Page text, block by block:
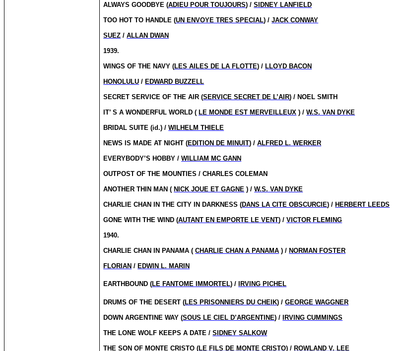
ALWAYS GOODBYE (ADIEU POUR TOUJOURS) /SIDNEY LANFIELD
TOO HOT TO HANDLE (UN ENVOYE TRES SPECIAL) /JACK CONWAY
SUEZ /ALLAN DWAN
1939.
WINGS OF THE NAVY (LES AILES DE LA FLOTTE) / LLOYD BACON
HONOLULU / EDWARD BUZZELL
SECRET SERVICE OF THE AIR (SERVICE SECRET DE L’AIR) / NOEL SMITH
IT’ S A WONDERFUL WORLD ( LE MONDE EST MERVEILLEUX ) /W.S. VAN DYKE
BRIDAL SUITE (id.) /WILHELM THIELE
NEWS IS MADE AT NIGHT (EDITION DE MINUIT) /ALFRED L. WERKER
EVERYBODY’S HOBBY /WILLIAM MC GANN
OUTPOST OF THE MOUNTIES / CHARLES COLEMAN
ANOTHER THIN MAN ( NICK JOUE ET GAGNE ) /W.S. VAN DYKE
CHARLIE CHAN IN THE CITY IN DARKNESS (DANS LA CITE OBSCURCIE) / HERBERT LEEDS
GONE WITH THE WIND (AUTANT EN EMPORTE LE VENT) /VICTOR FLEMING
1940.
CHARLIE CHAN IN PANAMA (CHARLIE CHAN A PANAMA ) / NORMAN FOSTER
FLORIAN / EDWIN L. MARIN
EARTHBOUND (LE FANTOME IMMORTEL) / IRVING PICHEL
DRUMS OF THE DESERT (LES PRISONNIERS DU CHEIK) /GEORGE WAGGNER
DOWN ARGENTINE WAY (SOUS LE CIEL D’ARGENTINE) / IRVING CUMMINGS
THE LONE WOLF KEEPS A DATE /SIDNEY SALKOW
THE SON OF MONTE CRISTO (LE FILS DE MONTE CRISTO) / ROWLAND V. LEE